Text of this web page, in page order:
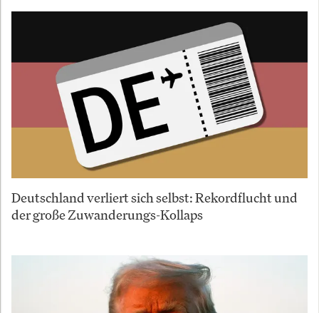
Deutschland verliert sich selbst: Rekordflucht und
der große Zuwanderungs-Kollaps